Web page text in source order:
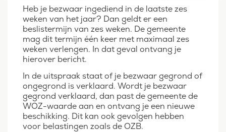
Heb je bezwaar ingediend in de laatste zes
weken van het jaar? Dan geldt er een
beslistermijn van zes weken. De gemeente
mag dit termijn één keer met maximaal zes
weken verlengen. In dat geval ontvang je
hierover bericht.
In de uitspraak staat of je bezwaar gegrond of
ongegrond is verklaard. Wordt je bezwaar
gegrond verklaard, dan past de gemeente de
WOZ-waarde aan en ontvang je een nieuwe
beschikking. Dit kan ook gevolgen hebben
voor belastingen zoals de OZB.